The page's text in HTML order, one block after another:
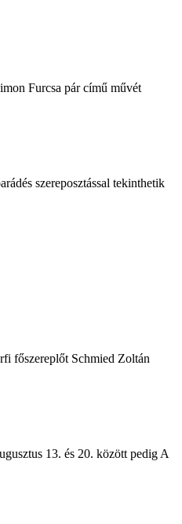
Furcsa pár című művét
szereposztással tekinthetik
főszereplőt Schmied Zoltán
13. és 20. között pedig A